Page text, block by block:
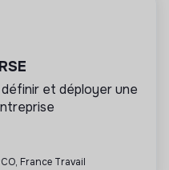
d'équipes et de rythmes
connues dans
principe de
son mode de
participatif, et sa
d’une association,
ou entreprise
et déployer une
France Travail